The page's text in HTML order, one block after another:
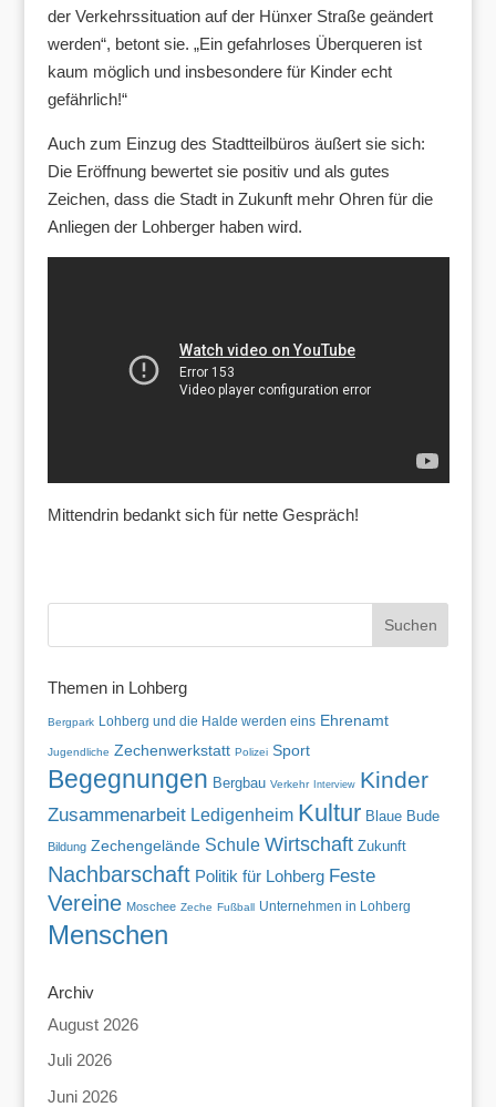
der Verkehrssituation auf der Hünxer Straße geändert
werden“, betont sie. „Ein gefahrloses Überqueren ist
kaum möglich und insbesondere für Kinder echt
gefährlich!“
Auch zum Einzug des Stadtteilbüros äußert sie sich:
Die Eröffnung bewertet sie positiv und als gutes
Zeichen, dass die Stadt in Zukunft mehr Ohren für die
Anliegen der Lohberger haben wird.
Mittendrin bedankt sich für nette Gespräch!
Themen in Lohberg
Bergpark Lohberg und die Halde werden eins Ehrenamt
Jugendliche Zechenwerkstatt Polizei Sport
Begegnungen Bergbau Verkehr Interview Kinder
Zusammenarbeit Ledigenheim Kultur Blaue Bude
Bildung Zechengelände Schule Wirtschaft Zukunft
Nachbarschaft Politik für Lohberg Feste
Vereine Moschee Zeche Fußball Unternehmen in Lohberg
Menschen
Archiv
August 2026
Juli 2026
Juni 2026